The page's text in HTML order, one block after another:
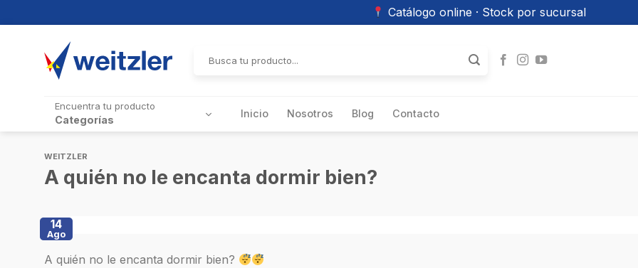
Catálogo online · Stock por sucursal
por:
Encuentra tu producto
Categorías Inicio Nosotros Blog Contacto
WEITZLER
A quién no le encanta dormir bien?
14
Ago
A quién no le encanta dormir bien?